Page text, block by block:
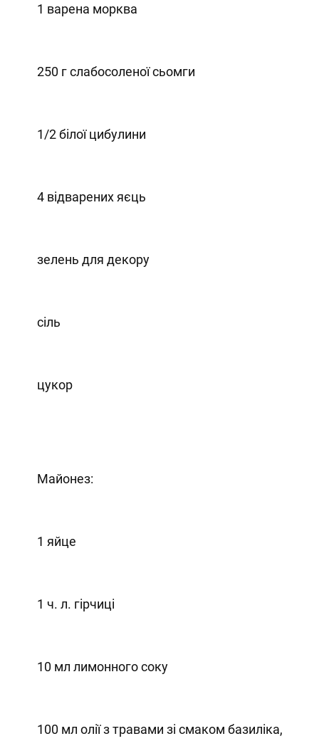
1 варена морква
250 г слабосоленої сьомги
1/2 білої цибулини
4 відварених яєць
зелень для декору
сіль
цукор
Майонез:
1 яйце
1 ч. л. гірчиці
10 мл лимонного соку
100 мл олії з травами зі смаком базиліка,